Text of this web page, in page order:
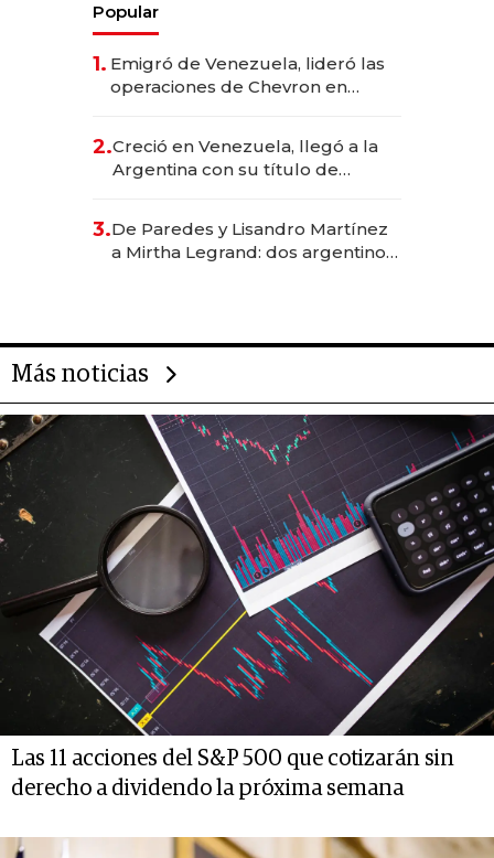
Popular
1. Emigró de Venezuela, lideró las
operaciones de Chevron en
2.Creció en Venezuela, llegó a la
Argentina con su título de
las marcas "fast premium"
3.De Paredes y Lisandro Martínez
a Mirtha Legrand: dos argentinos
Más noticias
Las 11 acciones del S&P 500 que cotizarán sin
derecho a dividendo la próxima semana